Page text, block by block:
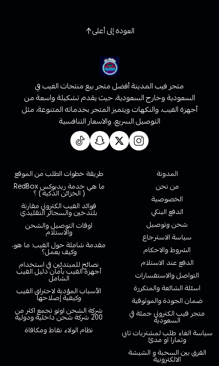
العودة إلى أعلى
متجر فيب المدينة أفضل متجر بيع منتجات الفيب في
السعودية وخارج السعودية، حيث يقدم تشكيلة واسعة من
أجهزة الفيب، والنكهات ويتميز المتجر بخدماته المتنوعة، مثل
التوصيل السريع، والاسعار التنافسية
المدونة
من نحن
الخصوصية
الدفع البنكي
شحن وتوصيل
سياسة الاسترجاع
الشروط والاحكام
الدفع عند الاستلام
التواصل والاستفسارات
اسئلة الشائعة والمتكررة
ضمان الجودة والموثوقية
متجر فيب الكتروني جملة في
السعودية
سياسة الغاء طلب لمشتريات تابي
وتمارا او مدئ
الفرق بين السحبة و الشيشة
الالكترونية
طريقة خطوات الطلب من الموقع
ما هي خدمة ريدبوكس RedBox
( الخزائن الذكية ) ؟
فوائد الفيب الكتروني مقارنة
بلتدخين والسجائر التقليدي
اوقات التوصيل والشحن
والاستلام
مقدمة شاملة حول الفيب: ما هو،
وكيف يعمل؟
نصائح للمبتدئين في استخدام
أجهزة الفيب بأمان دليل الفيب
الشامل
الأسباب المؤدية لاحتراق الفيب
وكيفية إصلاحها
شركة الشحن اوتو تجمع اكثر من
200 شركة شحن داخلية ودولية
نظام الولاء نقاط ومكافاة